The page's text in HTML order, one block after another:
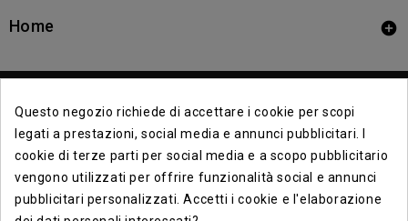
Home 
Contact Info 
Questo negozio richiede di accettare i cookie per scopi
legati a prestazioni, social media e annunci pubblicitari. I
cookie di terze parti per social media e a scopo pubblicitario
vengono utilizzati per offrire funzionalità social e annunci
pubblicitari personalizzati. Accetti i cookie e l'elaborazione